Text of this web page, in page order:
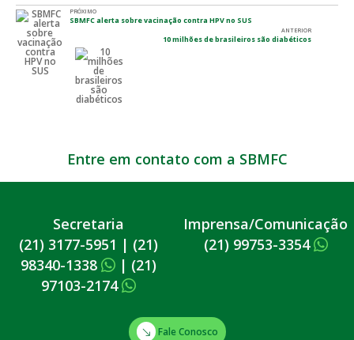
PRÓXIMO
SBMFC alerta sobre vacinação contra HPV no SUS
ANTERIOR
10 milhões de brasileiros são diabéticos
Entre em contato com a SBMFC
Secretaria
(21) 3177-5951 | (21)
98340-1338
| (21)
97103-2174
Imprensa/Comunicação
(21) 99753-3354
Fale Conosco